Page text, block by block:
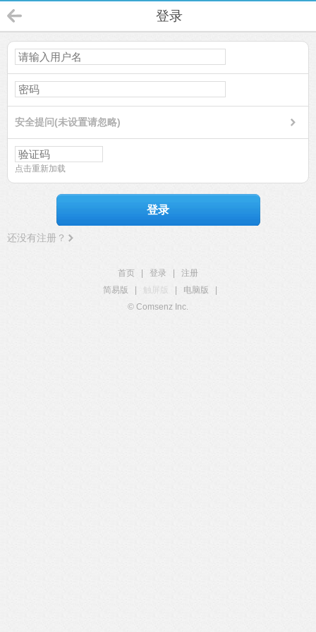
登录
安全提问(未设置请忽略)
点击重新加载
登录
还没有注册？
首页 登录
注册
简易版
触屏版 电脑版
© Comsenz Inc.